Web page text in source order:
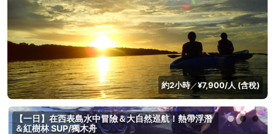
約2小時／¥7,900/人 (含稅)
【一日】在西表島水中冒險＆大自然巡航！熱帶浮潛
＆紅樹林 SUP/獨木舟